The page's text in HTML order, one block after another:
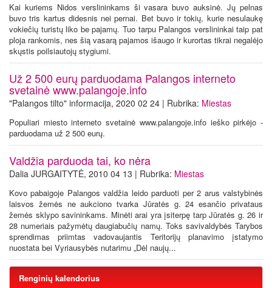
Kai kuriems Nidos verslininkams ši vasara buvo auksinė. Jų pelnas
buvo tris kartus didesnis nei pernai. Bet buvo ir tokių, kurie nesulaukę
vokiečių turistų liko be pajamų. Tuo tarpu Palangos verslininkai taip pat
ploja rankomis, nes šią vasarą pajamos išaugo ir kurortas tikrai negalėjo
skųstis poilsiautojų stygiumi.
Už 2 500 eurų parduodama Palangos interneto
svetainė www.palangoje.info
"Palangos tilto" informacija, 2020 02 24 | Rubrika: Miestas
Populiari miesto interneto svetainė www.palangoje.info ieško pirkėjo -
parduodama už 2 500 eurų.
Valdžia parduoda tai, ko nėra
Dalia JURGAITYTĖ, 2010 04 13 | Rubrika: Miestas
Kovo pabaigoje Palangos valdžia leido parduoti per 2 arus valstybinės
laisvos žemės ne aukciono tvarka Jūratės g. 24 esančio privataus
žemės sklypo savininkams. Minėti arai yra įsiterpę tarp Jūratės g. 26 ir
28 numeriais pažymėtų daugiabučių namų. Toks savivaldybės Tarybos
sprendimas priimtas vadovaujantis Teritorijų planavimo įstatymo
nuostata bei Vyriausybės nutarimu „Dėl naujų...
Renginių kalendorius